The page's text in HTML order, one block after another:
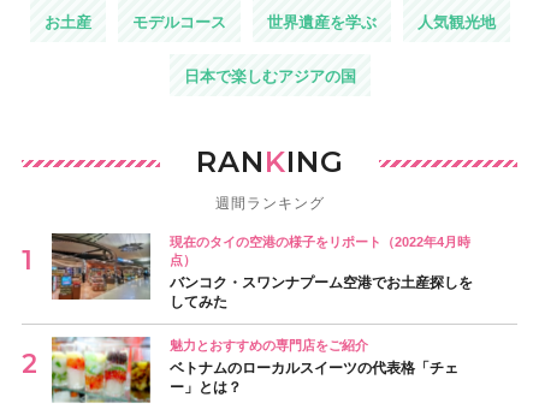
お土産 モデルコース 世界遺産を学ぶ 人気観光地
日本で楽しむアジアの国
RANKING
週間ランキング
現在のタイの空港の様子をリポート（2022年4月時
点）
バンコク・スワンナプーム空港でお土産探しを
してみた
魅力とおすすめの専門店をご紹介
ベトナムのローカルスイーツの代表格「チェ
ー」とは？